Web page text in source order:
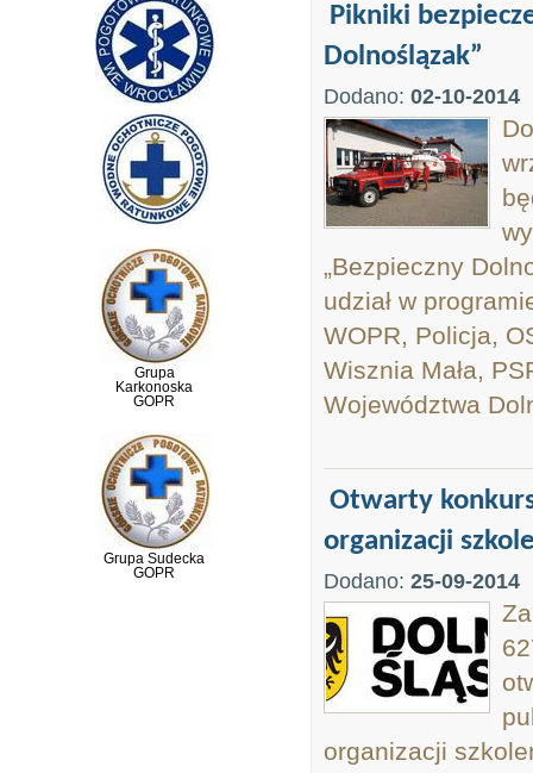
Grupa
Karkonoska
GOPR
Grupa Sudecka
GOPR
Pikniki
Dolnoślązak”
Dodano: 02-10-2014
„Bezpieczny
udział w
WOPR, Policja,
Wisznia Mała,
Województwa
Otwarty
organizacji
Dodano: 25-09-2014
organizacji